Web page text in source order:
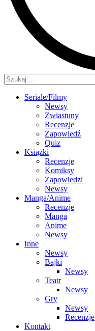
Szukaj:
Seriale/Filmy
Newsy
Zwiastuny
Recenzje
Zapowiedź
Quiz
Książki
Recenzje
Komiksy
Zapowiedzi
Newsy
Manga/Anime
Recenzje
Manga
Anime
Newsy
Inne
Newsy
Bajki
Newsy
Teatr
Newsy
Gry
Newsy
Recenzje
Kontakt